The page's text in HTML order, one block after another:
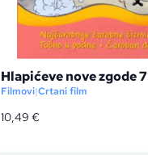
Hlapićeve nove zgode 7
Filmovi|Crtani film
10,49 €